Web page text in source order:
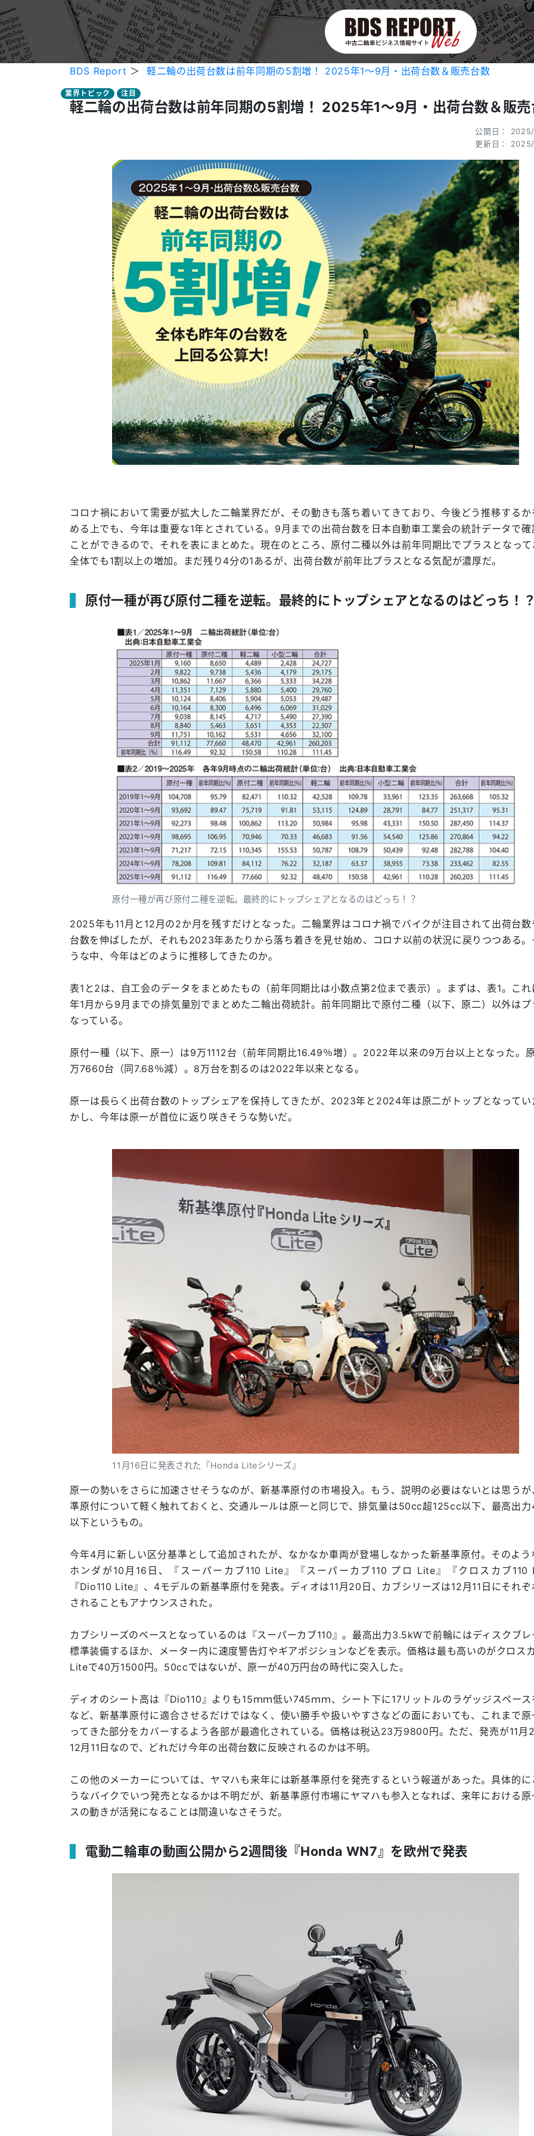
BDS Report ＞ 軽二輪の出荷台数は前年同期の5割増！ 2025年1〜9月・出荷台数＆販売台数
業界トピック 注目
軽二輪の出荷台数は前年同期の5割増！ 2025年1〜9月・出荷台数＆販
公開日：
更新日：
コロナ禍において需要が拡大した二輪業界だが、その動きも落ち着いてきており、今後どう推移するか
める上でも、今年は重要な1年とされている。9月までの出荷台数を日本自動車工業会の統計データで確
ことができるので、それを表にまとめた。現在のところ、原付二種以外は前年同期比でプラスとなって
全体でも1割以上の増加。まだ残り4分の1あるが、出荷台数が前年比プラスとなる気配が濃厚だ。
原付一種が再び原付二種を逆転。最終的にトップシェアとなるのはどっち！
原付一種が再び原付二種を逆転。最終的にトップシェアとなるのはどっち！？
2025年も11月と12月の2か月を残すだけとなった。二輪業界はコロナ禍でバイクが注目されて出荷台数
台数を伸ばしたが、それも2023年あたりから落ち着きを見せ始め、コロナ以前の状況に戻りつつある
うな中、今年はどのように推移してきたのか。
表1と2は、自工会のデータをまとめたもの（前年同期比は小数点第2位まで表示）。まずは、表1。これ
年1月から9月までの排気量別でまとめた二輪出荷統計。前年同期比で原付二種（以下、原二）以外はプ
なっている。
原付一種（以下、原一）は9万1112台（前年同期比16.49％増）。2022年以来の9万台以上となった。
万7660台（同7.68％減）。8万台を割るのは2022年以来となる。
原一は長らく出荷台数のトップシェアを保持してきたが、2023年と2024年は原二がトップとなってい
かし、今年は原一が首位に返り咲きそうな勢いだ。
11月16日に発表された『Honda Liteシリーズ』
原一の勢いをさらに加速させそうなのが、新基準原付の市場投入。もう、説明の必要はないとは思うが
準原付について軽く触れておくと、交通ルールは原一と同じで、排気量は50cc超125cc以下、最高出
以下というもの。
今年4月に新しい区分基準として追加されたが、なかなか車両が登場しなかった新基準原付。そのよう
ホンダが10月16日、『スーパーカブ110 Lite』『スーパーカブ110 プロ Lite』『クロスカブ110
『Dio110 Lite』、4モデルの新基準原付を発表。ディオは11月20日、カブシリーズは12月11日にそれ
されることもアナウンスされた。
カブシリーズのベースとなっているのは『スーパーカブ110』。最高出力3.5kWで前輪にはディスクブ
標準装備するほか、メーター内に速度警告灯やギアポジションなどを表示。価格は最も高いのがクロス
Liteで40万1500円。50ccではないが、原一が40万円台の時代に突入した。
ディオのシート高は『Dio110』よりも15ｍｍ低い745ｍｍ、シート下に17リットルのラゲッジスペース
など、新基準原付に適合させるだけではなく、使い勝手や扱いやすさなどの面においても、これまで原
ってきた部分をカバーするよう各部が最適化されている。価格は税込23万9800円。ただ、発売が11月
12月11日なので、どれだけ今年の出荷台数に反映されるのかは不明。
この他のメーカーについては、ヤマハも来年には新基準原付を発売するという報道があった。具体的に
うなバイクでいつ発売となるかは不明だが、新基準原付市場にヤマハも参入となれば、来年における原
スの動きが活発になることは間違いなさそうだ。
電動二輪車の動画公開から2週間後『Honda WN7』を欧州で発表